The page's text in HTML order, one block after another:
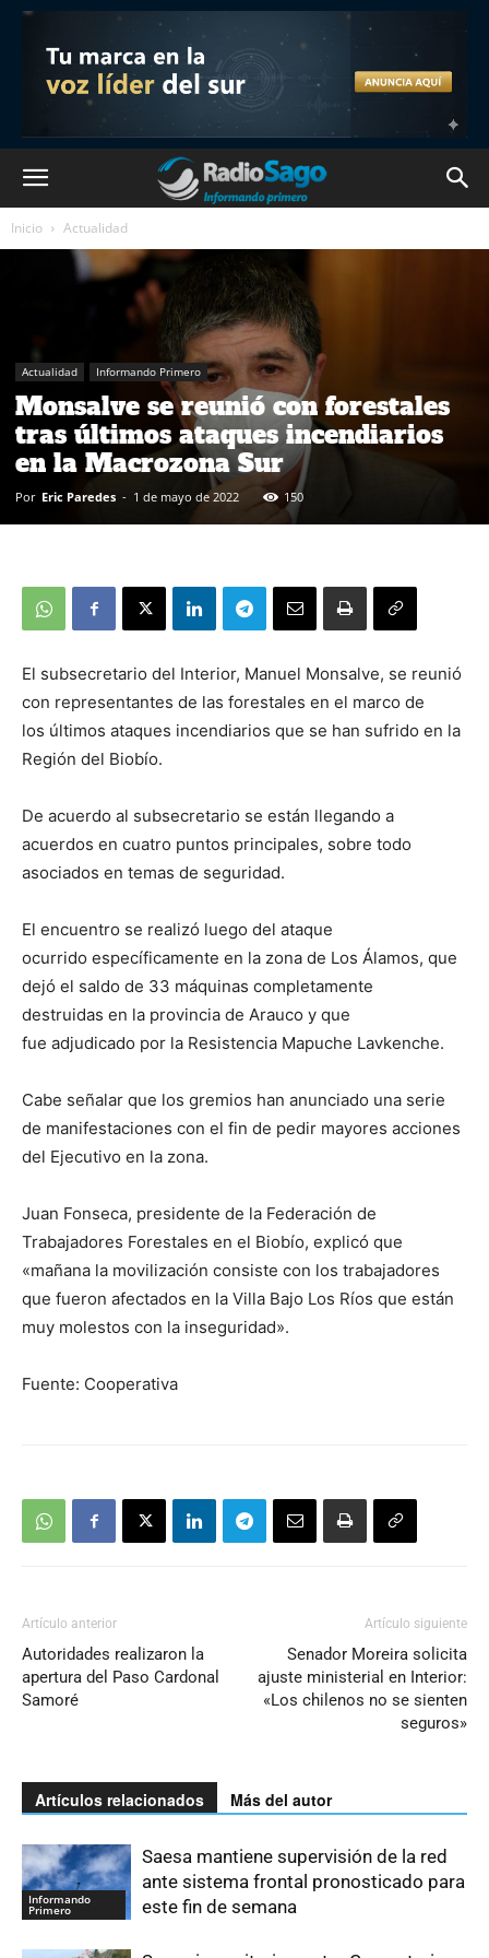
Inicio Actualidad
Actualidad Informando Primero
Monsalve se reunió con forestales
tras últimos ataques incendiarios
en la Macrozona Sur
Por Eric Paredes - 1 de mayo de 2022 150
El subsecretario del Interior, Manuel Monsalve, se reunió
con representantes de las forestales en el marco de
los últimos ataques incendiarios que se han sufrido en la
Región del Biobío.
De acuerdo al subsecretario se están llegando a
acuerdos en cuatro puntos principales, sobre todo
asociados en temas de seguridad.
El encuentro se realizó luego del ataque
ocurrido específicamente en la zona de Los Álamos, que
dejó el saldo de 33 máquinas completamente
destruidas en la provincia de Arauco y que
fue adjudicado por la Resistencia Mapuche Lavkenche.
Cabe señalar que los gremios han anunciado una serie
de manifestaciones con el fin de pedir mayores acciones
del Ejecutivo en la zona.
Juan Fonseca, presidente de la Federación de
Trabajadores Forestales en el Biobío, explicó que
«mañana la movilización consiste con los trabajadores
que fueron afectados en la Villa Bajo Los Ríos que están
muy molestos con la inseguridad».
Fuente: Cooperativa
Artículo anterior
Autoridades realizaron la
apertura del Paso Cardonal
Samoré
Artículo siguiente
Senador Moreira solicita
ajuste ministerial en Interior:
«Los chilenos no se sienten
seguros»
Artículos relacionados Más del autor
Informando
Primero
Saesa mantiene supervisión de la red
ante sistema frontal pronosticado para
este fin de semana